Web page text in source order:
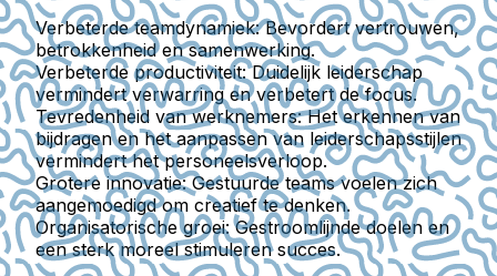
Verbeterde teamdynamiek: Bevordert vertrouwen,
betrokkenheid en samenwerking.
Verbeterde productiviteit: Duidelijk leiderschap
vermindert verwarring en verbetert de focus.
Tevredenheid van werknemers: Het erkennen van
bijdragen en het aanpassen van leiderschapsstijlen
vermindert het personeelsverloop.
Grotere innovatie: Gestuurde teams voelen zich
aangemoedigd om creatief te denken.
Organisatorische groei: Gestroomlijnde doelen en
een sterk moreel stimuleren succes.